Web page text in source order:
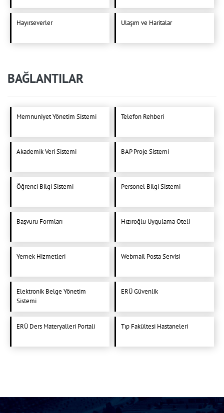
Hayırseverler Ulaşım ve Haritalar
BAĞLANTILAR
Memnuniyet Yönetim Sistemi Telefon Rehberi
Akademik Veri Sistemi BAP Proje Sistemi
Öğrenci Bilgi Sistemi Personel Bilgi Sistemi
Başvuru Formları Hızıroğlu Uygulama Oteli
Yemek Hizmetleri Webmail Posta Servisi
Elektronik Belge Yönetim
Sistemi
ERÜ Güvenlik
ERÜ Ders Materyalleri Portali Tıp Fakültesi Hastaneleri